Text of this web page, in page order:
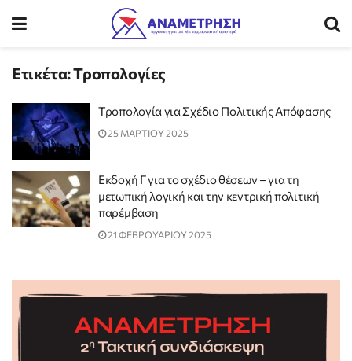
Ετικέτα:Τροπολογίες
Τροπολογία για Σχέδιο Πολιτικής Απόφασης
25 ΜΑΡΤΙΟΥ 2025
Eκδοχή Γ για το σχέδιο θέσεων – για τη
μετωπική λογική και την κεντρική πολιτική
παρέμβαση
21 ΦΕΒΡΟΥΑΡΙΟΥ 2025